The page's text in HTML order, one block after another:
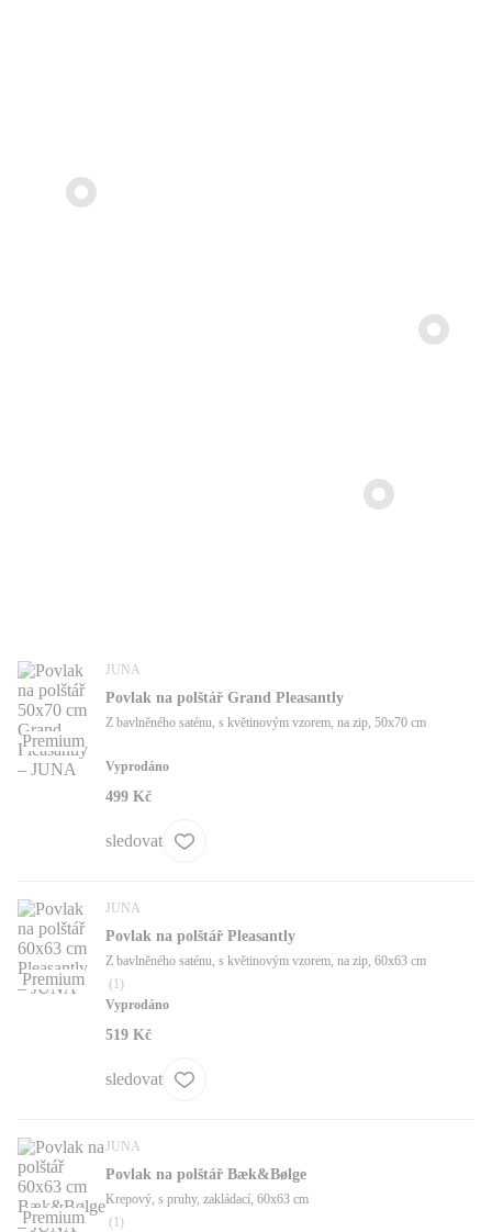
Premium
JUNA
Povlak na polštář Grand Pleasantly
Z bavlněného saténu, s květinovým vzorem, na zip, 50x70 cm
Vyprodáno
499 Kč
sledovat
Premium
JUNA
Povlak na polštář Pleasantly
Z bavlněného saténu, s květinovým vzorem, na zip, 60x63 cm
(1)
Vyprodáno
519 Kč
sledovat
Premium
JUNA
Povlak na polštář Bæk&Bølge
Krepový, s pruhy, zakládací, 60x63 cm
(1)